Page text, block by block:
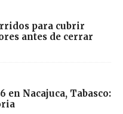
para cubrir
antes de cerrar
en Nacajuca, Tabasco: